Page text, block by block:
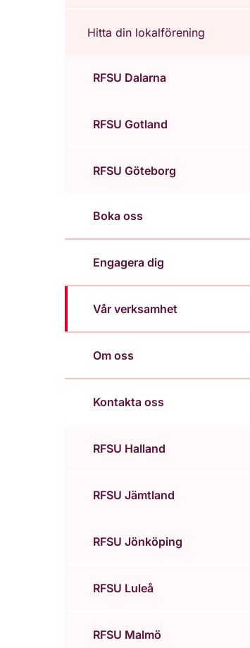
Hitta din lokalförening
RFSU Dalarna
RFSU Gotland
RFSU Göteborg
Boka oss
Engagera dig
Vår verksamhet
Om oss
Kontakta oss
RFSU Halland
RFSU Jämtland
RFSU Jönköping
RFSU Luleå
RFSU Malmö